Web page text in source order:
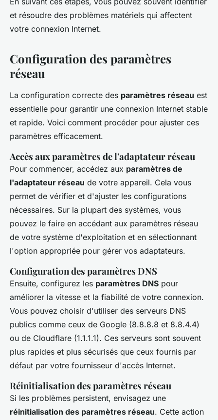
et résoudre des problèmes matériels qui affectent
votre connexion Internet.
Configuration des paramètres
réseau
La configuration correcte des paramètres réseau est
essentielle pour garantir une connexion Internet stable
et rapide. Voici comment procéder pour ajuster ces
paramètres efficacement.
Accès aux paramètres de l'adaptateur réseau
Pour commencer, accédez aux paramètres de
l'adaptateur réseau de votre appareil. Cela vous
permet de vérifier et d'ajuster les configurations
nécessaires. Sur la plupart des systèmes, vous
pouvez le faire en accédant aux paramètres réseau
de votre système d'exploitation et en sélectionnant
l'option appropriée pour gérer vos adaptateurs.
Configuration des paramètres DNS
Ensuite, configurez les paramètres DNS pour
améliorer la vitesse et la fiabilité de votre connexion.
Vous pouvez choisir d'utiliser des serveurs DNS
publics comme ceux de Google (8.8.8.8 et 8.8.4.4)
ou de Cloudflare (1.1.1.1). Ces serveurs sont souvent
plus rapides et plus sécurisés que ceux fournis par
défaut par votre fournisseur d'accès Internet.
Réinitialisation des paramètres réseau
Si les problèmes persistent, envisagez une
réinitialisation des paramètres réseau. Cette action